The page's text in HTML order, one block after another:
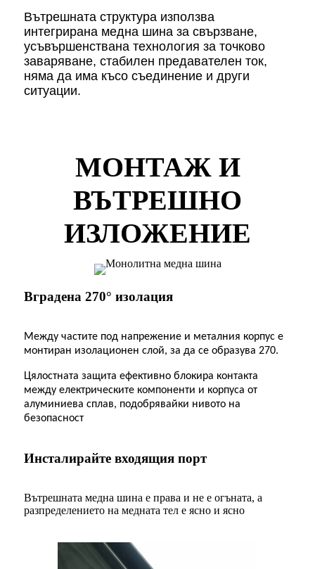
Вътрешната структура използва
интегрирана медна шина за свързване,
усъвършенствана технология за точково
заваряване, стабилен предавателен ток,
няма да има късо съединение и други
ситуации.
МОНТАЖ И
ВЪТРЕШНО
ИЗЛОЖЕНИЕ
Вградена 270° изолация
Между частите под напрежение и металния корпус е
монтиран изолационен слой, за да се образува 270.
Цялостната защита ефективно блокира контакта
между електрическите компоненти и корпуса от
алуминиева сплав, подобрявайки нивото на
безопасност
Инсталирайте входящия порт
Вътрешната медна шина е права и не е огъната, а
разпределението на медната тел е ясно и ясно